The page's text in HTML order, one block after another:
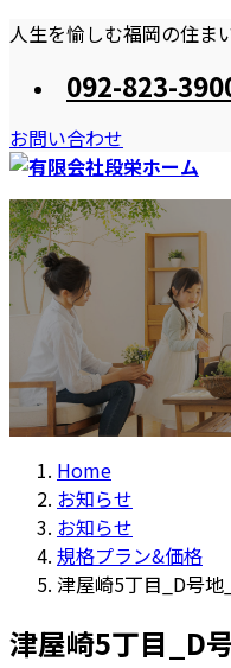
コ
ツ
へ
ス
キ
ッ
プ
ナ
シ
ョ
ン
に
移
動
人生を愉しむ福岡の住ま
092-823-
お問い合わせ
HOME段栄ホームの
おススメしたい住
Home
お知らせ
お知らせ
規格プラン&価格
津屋崎5丁目_D号
津屋崎5丁目_D